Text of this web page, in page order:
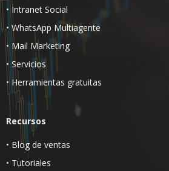
• Intranet Social
• WhatsApp Multiagente
• Mail Marketing
• Servicios
• Herramientas gratuitas
Recursos
• Blog de ventas
• Tutoriales